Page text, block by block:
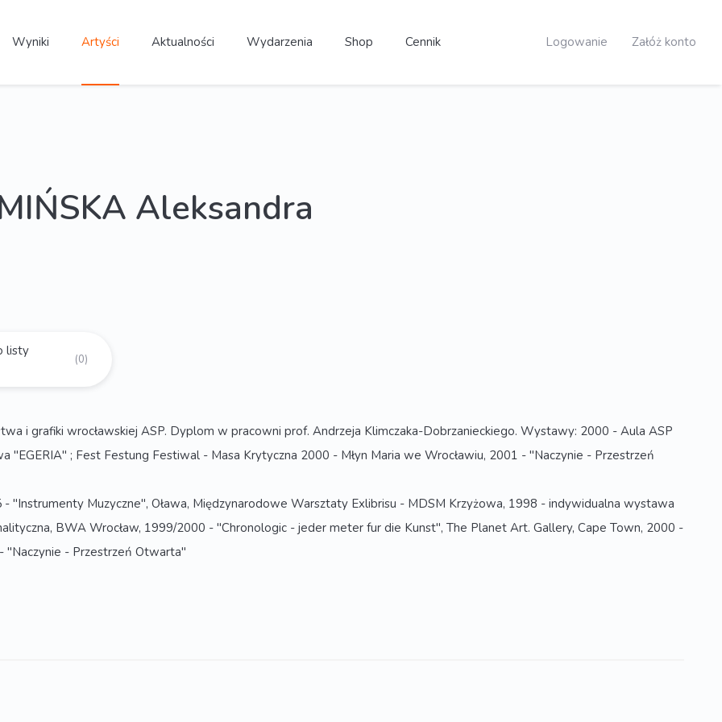
Wyniki Artyści Aktualności Wydarzenia Shop Cennik Logowanie Załóż konto
Aleksandra
listy
(0)
i grafiki wrocławskiej ASP. Dyplom w pracowni prof. Andrzeja Klimczaka-Dobrzanieckiego. Wystawy: 2000 - Aula ASP
"EGERIA" ; Fest Festung Festiwal - Masa Krytyczna 2000 - Młyn Maria we Wrocławiu, 2001 - "Naczynie - Przestrzeń
- "Instrumenty Muzyczne", Oława, Międzynarodowe Warsztaty Exlibrisu - MDSM Krzyżowa, 1998 - indywidualna wystawa
BWA Wrocław, 1999/2000 - "Chronologic - jeder meter fur die Kunst", The Planet Art. Gallery, Cape Town, 2000 -
"Naczynie - Przestrzeń Otwarta"